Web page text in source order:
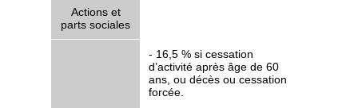
Actions et
parts sociales
- 16,5 % si cessation
d’activité après âge de 60
ans, ou décès ou cessation
forcée.